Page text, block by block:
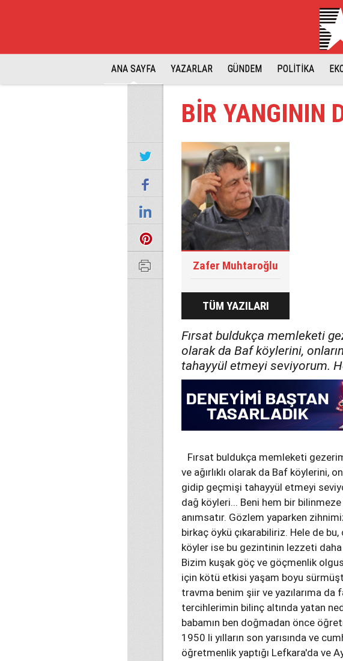
ANA SAYFA YAZARLAR GÜNDEM POLİTİKA
BİR YANGININ
Zafer Muhtaroğlu
TÜM YAZILARI
Fırsat buldukça memleketi
olarak da Baf köylerini,
tahayyül etmeyi seviyorum.
Fırsat buldukça memleketi
ve ağırlıklı olarak da Baf köylerini,
gidip geçmişi tahayyül etmeyi
dağ köyleri... Beni hem bir
anımsatır. Gözlem yaparken
birkaç öykü çıkarabiliriz. Hele de
köyler ise bu gezintinin lezzeti daha
Bizim kuşak göç ve göçmenlik
için kötü etkisi yaşam boyu
travma benim şiir ve yazılarıma da
tercihlerimin bilinç altında yatan
babamın ben doğmadan önce
1950 li yılların son yarısında ve
öğretmenlik yaptığı Lefkara'da ve